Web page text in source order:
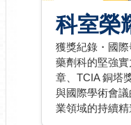
科室榮
獲獎紀錄・國
藥劑科的堅強
章、TCIA 銅塔
與國際學術會
業領域的持續精